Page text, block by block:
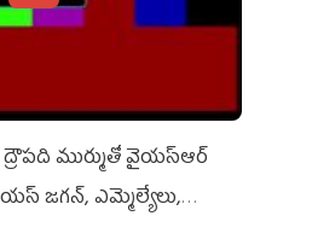
ద్రౌప‌ది ముర్ముతో వైయ‌స్ఆర్
జ‌గ‌న్, ఎమ్మెల్యేలు,